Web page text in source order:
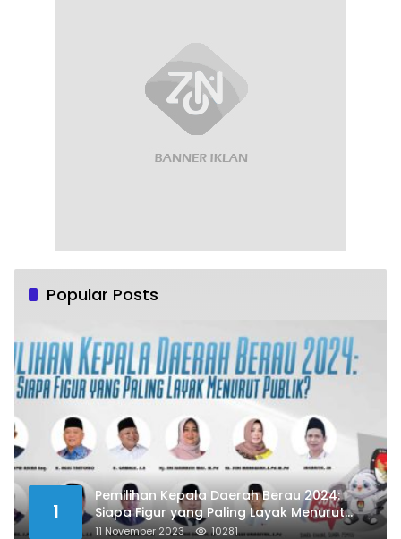
Popular Posts
1
Pemilihan Kepala Daerah Berau 2024:
Siapa Figur yang Paling Layak Menurut
Publik?
11 November 2023 10281